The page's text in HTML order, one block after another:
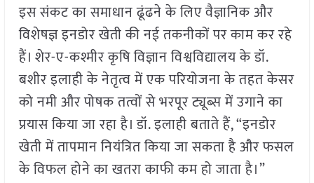
इस संकट का समाधान ढूंढने के लिए वैज्ञानिक और
विशेषज्ञ इनडोर खेती की नई तकनीकों पर काम कर रहे
हैं। शेर-ए-कश्मीर कृषि विज्ञान विश्वविद्यालय के डॉ.
बशीर इलाही के नेतृत्व में एक परियोजना के तहत केसर
को नमी और पोषक तत्वों से भरपूर ट्यूब्स में उगाने का
प्रयास किया जा रहा है। डॉ. इलाही बताते हैं, “इनडोर
खेती में तापमान नियंत्रित किया जा सकता है और फसल
के विफल होने का खतरा काफी कम हो जाता है।”